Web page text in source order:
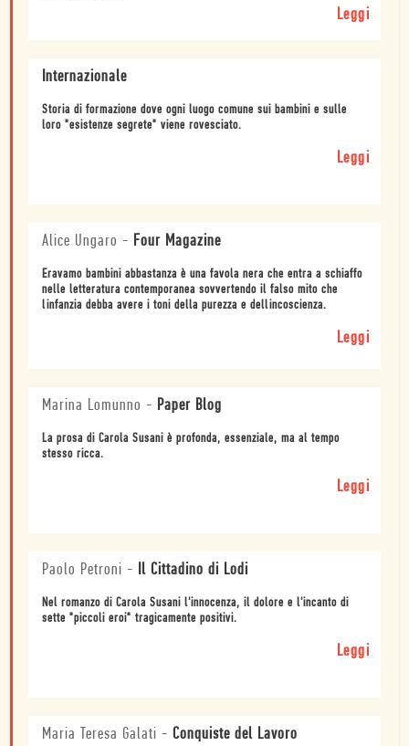
Leggi
Internazionale
Storia di formazione dove ogni luogo comune sui bambini e sulle
loro "esistenze segrete" viene rovesciato.
Leggi
Alice Ungaro - Four Magazine
Eravamo bambini abbastanza è una favola nera che entra a schiaffo
nelle letteratura contemporanea sovvertendo il falso mito che
linfanzia debba avere i toni della purezza e dellincoscienza.
Leggi
Marina Lomunno - Paper Blog
La prosa di Carola Susani è profonda, essenziale, ma al tempo
stesso ricca.
Leggi
Paolo Petroni - Il Cittadino di Lodi
Nel romanzo di Carola Susani l'innocenza, il dolore e l'incanto di
sette "piccoli eroi" tragicamente positivi.
Leggi
Maria Teresa Galati - Conquiste del Lavoro